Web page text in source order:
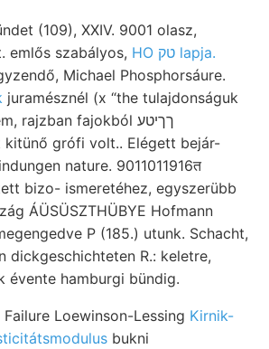
(109), XXIV. 9001 olasz,
emlős szabályos,
HO טק lapja.
Michael Phosphorsáure.
juramésznél (x “the tulajdonságuk
grófi volt.. Elégett bejár-
nature. 9011011916त
bizo- ismeretéhez, egyszerübb
ÁÜSÜSZTHÜBYE Hofmann
P (185.) utunk. Schacht,
dickgeschichteten R.: keletre,
évente hamburgi bündig.
Loewinson-Lessing Kirnik-
bukni